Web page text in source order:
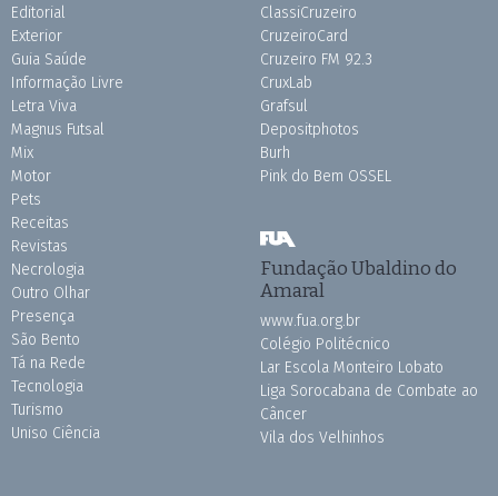
Editorial
Exterior
Guia Saúde
Informação Livre
Letra Viva
Magnus Futsal
Mix
Motor
Pets
Receitas
Revistas
Necrologia
Outro Olhar
Presença
São Bento
Tá na Rede
Tecnologia
Turismo
Uniso Ciência
ClassiCruzeiro
CruzeiroCard
Cruzeiro FM 92.3
CruxLab
Grafsul
Depositphotos
Burh
Pink do Bem OSSEL
Fundação Ubaldino do
Amaral
www.fua.org.br
Colégio Politécnico
Lar Escola Monteiro Lobato
Liga Sorocabana de Combate ao
Câncer
Vila dos Velhinhos